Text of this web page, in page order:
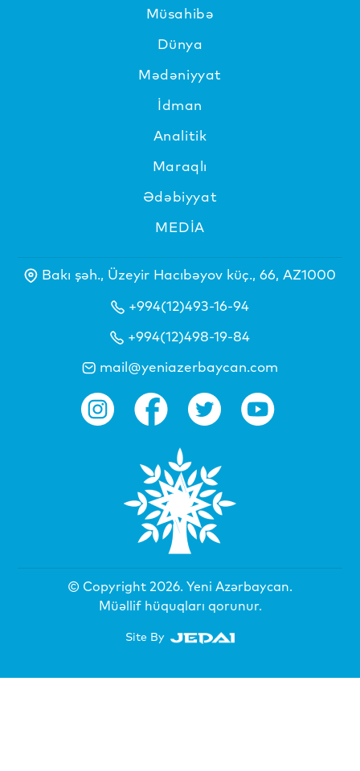
Müsahibə
Dünya
Mədəniyyat
İdman
Analitik
Maraqlı
Ədəbiyyat
MEDİA
Bakı şəh., Üzeyir Hacıbəyov küç., 66, AZ1000
+994(12)493-16-94
+994(12)498-19-84
mail@yeniazerbaycan.com
© Copyright 2026. Yeni Azərbaycan.
Müəllif hüquqları qorunur.
Site By